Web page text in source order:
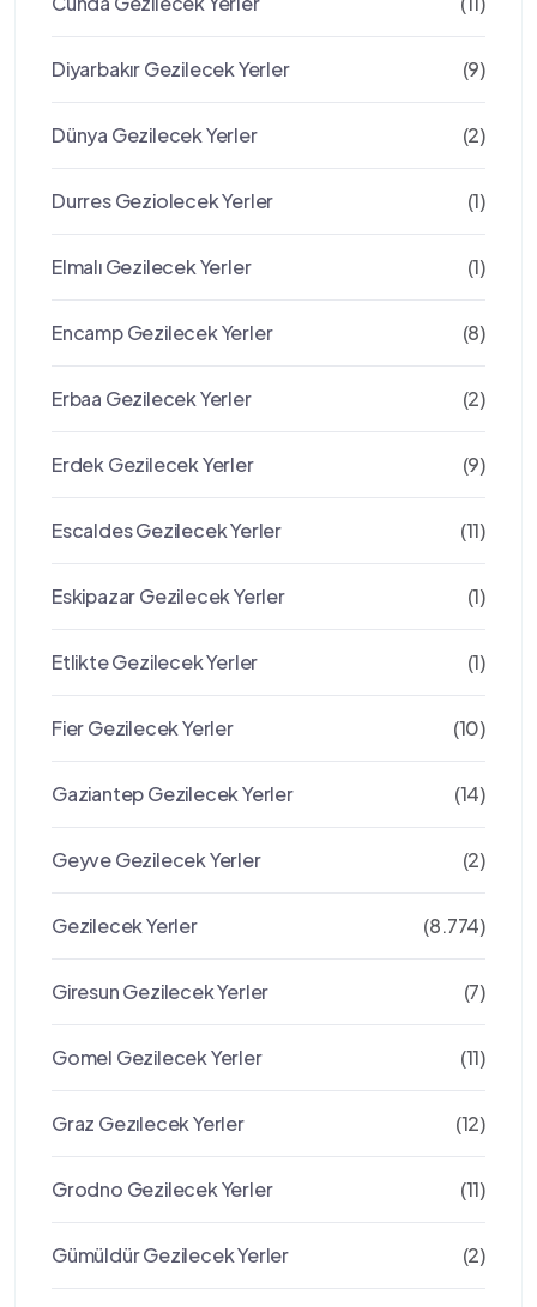
Diyarbakır Gezilecek Yerler (9)
Dünya Gezilecek Yerler (2)
Durres Geziolecek Yerler (1)
Elmalı Gezilecek Yerler (1)
Encamp Gezilecek Yerler (8)
Erbaa Gezilecek Yerler (2)
Erdek Gezilecek Yerler (9)
Escaldes Gezilecek Yerler (11)
Eskipazar Gezilecek Yerler (1)
Etlikte Gezilecek Yerler (1)
Fier Gezilecek Yerler (10)
Gaziantep Gezilecek Yerler (14)
Geyve Gezilecek Yerler (2)
Gezilecek Yerler (8.774)
Giresun Gezilecek Yerler (7)
Gomel Gezilecek Yerler (11)
Graz Gezılecek Yerler (12)
Grodno Gezilecek Yerler (11)
Gümüldür Gezilecek Yerler (2)